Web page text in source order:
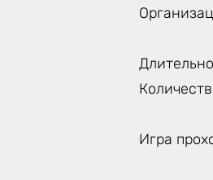
Игра